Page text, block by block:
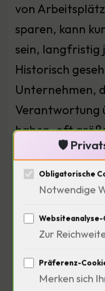
von
sparen, kann
sein, langfristig
Historisch
Unternehmen,
Verantwortung
haben, oft
in der
Ein Beispiel ist
Bewegung, die
fördert. Wie
sicherstellen,
🛡️
Obligatorische
Notwendige
Websiteanalyse-
Zur
Präferenz-
Merken sich